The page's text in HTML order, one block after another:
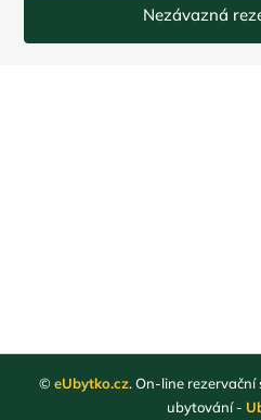
Nezávazná
© eUbytko.cz. On-line rezervační
ubytování -